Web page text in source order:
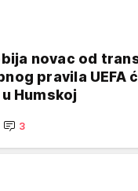
novac od
pravila UEFA
Humskoj
3